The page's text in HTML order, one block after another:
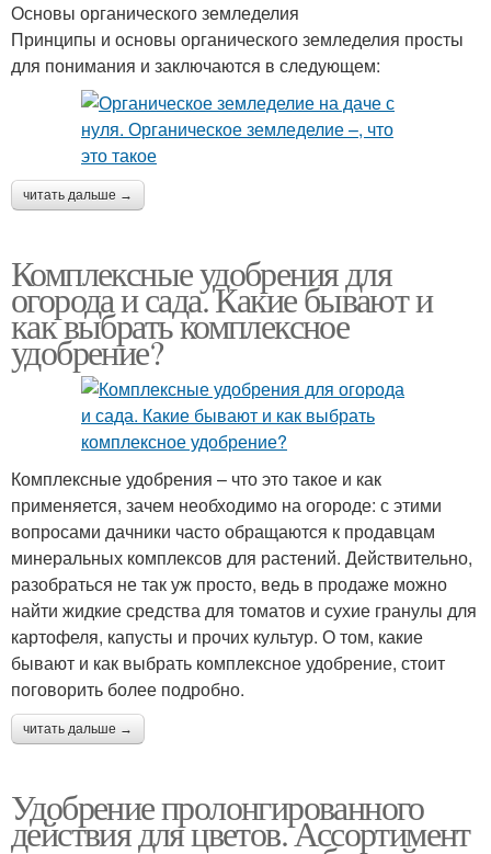
Основы органического земледелия
Принципы и основы органического земледелия просты
для понимания и заключаются в следующем:
читать дальше →
Комплексные удобрения для
огорода и сада. Какие бывают и
как выбрать комплексное
удобрение?
Комплексные удобрения – что это такое и как
применяется, зачем необходимо на огороде: с этими
вопросами дачники часто обращаются к продавцам
минеральных комплексов для растений. Действительно,
разобраться не так уж просто, ведь в продаже можно
найти жидкие средства для томатов и сухие гранулы для
картофеля, капусты и прочих культур. О том, какие
бывают и как выбрать комплексное удобрение, стоит
поговорить более подробно.
читать дальше →
Удобрение пролонгированного
действия для цветов. Ассортимент